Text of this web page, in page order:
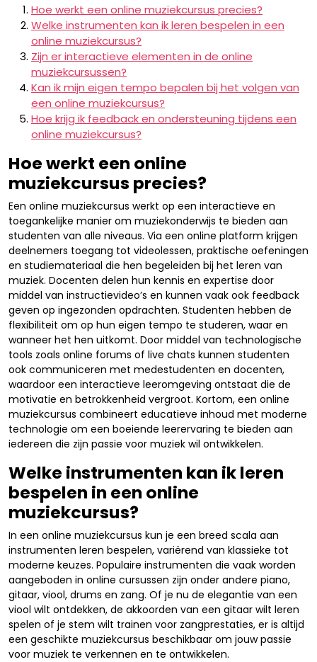
Hoe werkt een online muziekcursus precies?
Welke instrumenten kan ik leren bespelen in een
online muziekcursus?
Zijn er interactieve elementen in de online
muziekcursussen?
Kan ik mijn eigen tempo bepalen bij het volgen van
een online muziekcursus?
Hoe krijg ik feedback en ondersteuning tijdens een
online muziekcursus?
Hoe werkt een online
muziekcursus precies?
Een online muziekcursus werkt op een interactieve en
toegankelijke manier om muziekonderwijs te bieden aan
studenten van alle niveaus. Via een online platform krijgen
deelnemers toegang tot videolessen, praktische oefeningen
en studiemateriaal die hen begeleiden bij het leren van
muziek. Docenten delen hun kennis en expertise door
middel van instructievideo’s en kunnen vaak ook feedback
geven op ingezonden opdrachten. Studenten hebben de
flexibiliteit om op hun eigen tempo te studeren, waar en
wanneer het hen uitkomt. Door middel van technologische
tools zoals online forums of live chats kunnen studenten
ook communiceren met medestudenten en docenten,
waardoor een interactieve leeromgeving ontstaat die de
motivatie en betrokkenheid vergroot. Kortom, een online
muziekcursus combineert educatieve inhoud met moderne
technologie om een boeiende leerervaring te bieden aan
iedereen die zijn passie voor muziek wil ontwikkelen.
Welke instrumenten kan ik leren
bespelen in een online
muziekcursus?
In een online muziekcursus kun je een breed scala aan
instrumenten leren bespelen, variërend van klassieke tot
moderne keuzes. Populaire instrumenten die vaak worden
aangeboden in online cursussen zijn onder andere piano,
gitaar, viool, drums en zang. Of je nu de elegantie van een
viool wilt ontdekken, de akkoorden van een gitaar wilt leren
spelen of je stem wilt trainen voor zangprestaties, er is altijd
een geschikte muziekcursus beschikbaar om jouw passie
voor muziek te verkennen en te ontwikkelen.